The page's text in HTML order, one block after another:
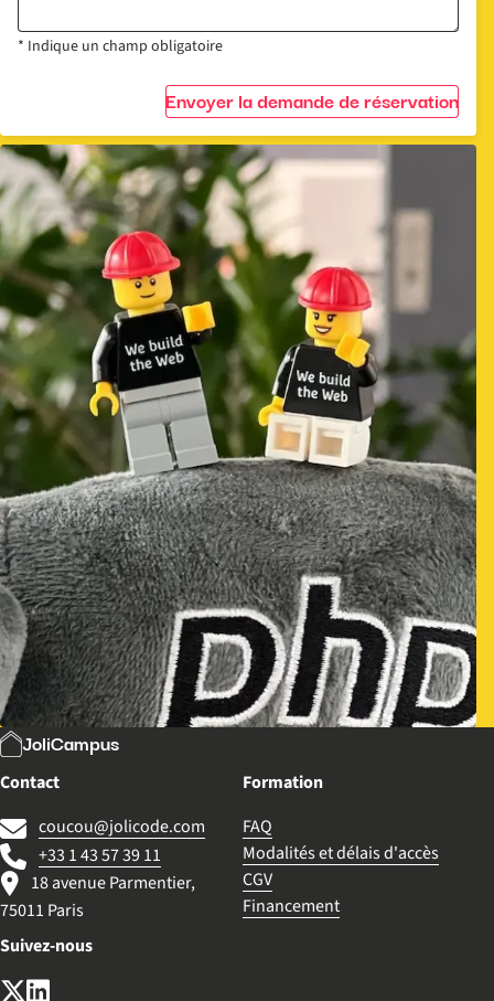
* Indique un champ obligatoire
Envoyer la demande de réservation
JoliCampus
Contact
coucou@jolicode.com
+33 1 43 57 39 11
18 avenue Parmentier,
75011 Paris
Formation
FAQ
Modalités et délais d'accès
CGV
Financement
Suivez-nous
X (anciennement Twitter)
LinkedIn